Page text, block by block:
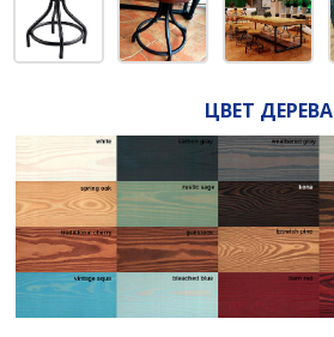
ЦВЕТ ДЕРЕВА